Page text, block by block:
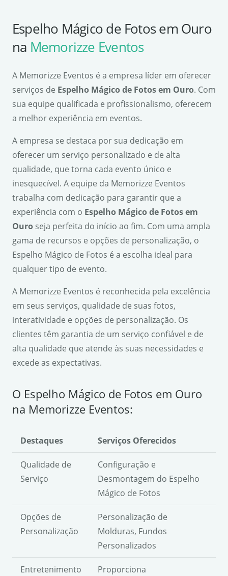
Espelho Mágico de Fotos em Ouro
na Memorizze Eventos
A Memorizze Eventos é a empresa líder em oferecer
serviços de Espelho Mágico de Fotos em Ouro. Com
sua equipe qualificada e profissionalismo, oferecem
a melhor experiência em eventos.
A empresa se destaca por sua dedicação em
oferecer um serviço personalizado e de alta
qualidade, que torna cada evento único e
inesquecível. A equipe da Memorizze Eventos
trabalha com dedicação para garantir que a
experiência com o Espelho Mágico de Fotos em
Ouro seja perfeita do início ao fim. Com uma ampla
gama de recursos e opções de personalização, o
Espelho Mágico de Fotos é a escolha ideal para
qualquer tipo de evento.
A Memorizze Eventos é reconhecida pela excelência
em seus serviços, qualidade de suas fotos,
interatividade e opções de personalização. Os
clientes têm garantia de um serviço confiável e de
alta qualidade que atende às suas necessidades e
excede as expectativas.
O Espelho Mágico de Fotos em Ouro
na Memorizze Eventos:
Destaques Serviços Oferecidos
Qualidade de
Serviço
Configuração e
Desmontagem do Espelho
Mágico de Fotos
Opções de
Personalização
Personalização de
Molduras, Fundos
Personalizados
Entretenimento Proporciona